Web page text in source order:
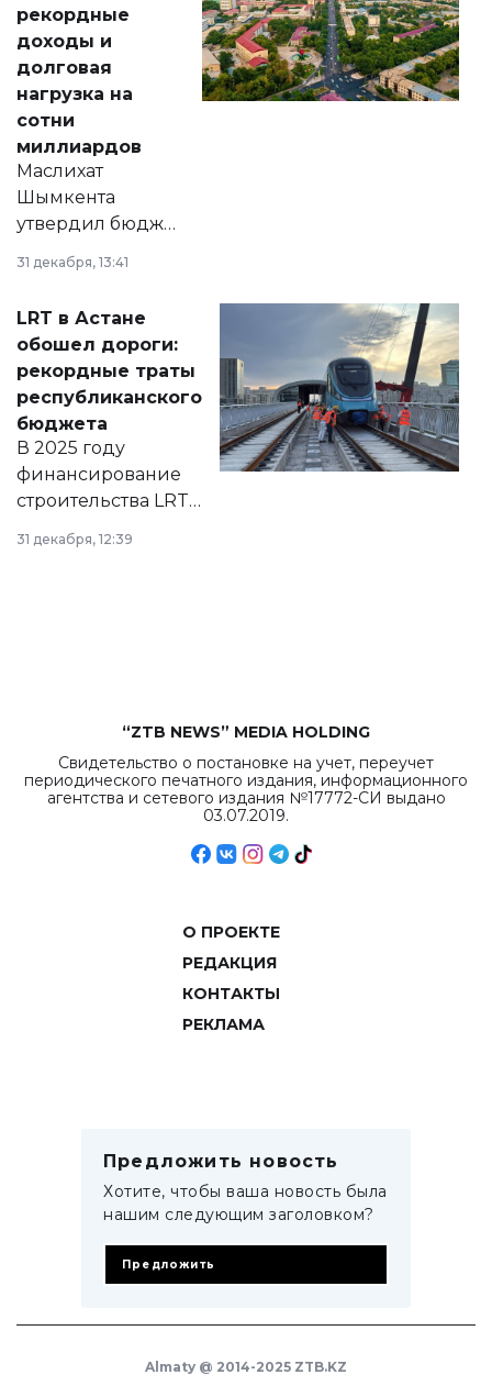
рекордные
доходы и
долговая
нагрузка на
сотни
миллиардов
Маслихат
Шымкента
утвердил бюджет
города на 2026–
2028 годы.
документ
появился в базе
нормативных
правовых актов и
на сайте маслихат
города.
31 декабря, 13:41
LRT в Астане
обошел дороги:
рекордные траты
республиканского
бюджета
В 2025 году
финансирование
строительства LRT
в Астане из
республиканского
31 декабря, 12:39
“ZTB NEWS” MEDIA HOLDING
Свидетельство о постановке на учет, переучет
периодического печатного издания, информационного
агентства и сетевого издания №17772-СИ выдано
03.07.2019.
О ПРОЕКТЕ
РЕДАКЦИЯ
КОНТАКТЫ
РЕКЛАМА
Предложить новость
Хотите, чтобы ваша новость была
нашим следующим заголовком?
Предложить
Almaty @ 2014-2025 ZTB.KZ